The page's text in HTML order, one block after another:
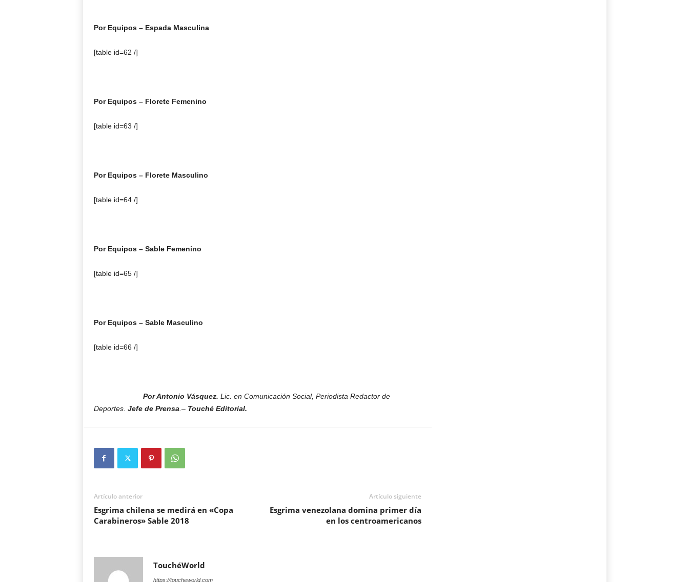
Por Equipos – Espada Masculina
[table id=62 /]
Por Equipos – Florete Femenino
[table id=63 /]
Por Equipos – Florete Masculino
[table id=64 /]
Por Equipos – Sable Femenino
[table id=65 /]
Por Equipos – Sable Masculino
[table id=66 /]
Por Antonio Vásquez. Lic. en Comunicación Social, Periodista Redactor de
Deportes. Jefe de Prensa .– Touché Editorial.
Artículo anterior
Esgrima chilena se medirá en «Copa
Carabineros» Sable 2018
Artículo siguiente
Esgrima venezolana domina primer día
en los centroamericanos
TouchéWorld
https://toucheworld.com